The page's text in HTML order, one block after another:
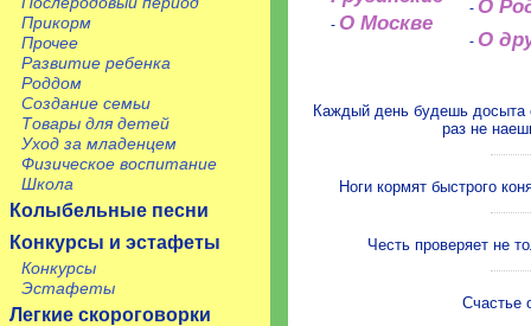
Прикорм
Прочее
Развитие ребенка
Роддом
Создание семьи
Товары для детей
Уход за младенцем
Физическое воспитание
Школа
Колыбельные песни
Конкурсы и эстафеты
Конкурсы
Эстафеты
Легкие скороговорки
- О Москве
- О
- О
Каждый день будешь
раз не
Ноги кормят быстрого
Честь проверяет не
Счастье